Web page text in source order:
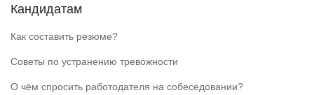
Кандидатам
Как составить резюме?
Советы по устранению тревожности
О чём спросить работодателя на собеседовании?